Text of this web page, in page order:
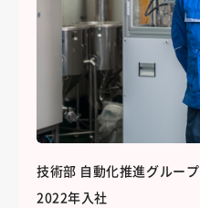
技術部 自動化推進グループ
2022年入社